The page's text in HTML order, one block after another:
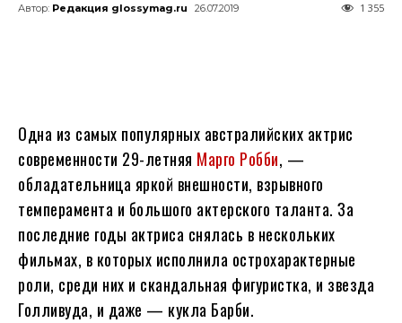
Автор: Редакция glossymag.ru 26.07.2019 1 355
Одна из самых популярных австралийских актрис
современности 29-летняя Марго Робби, —
обладательница яркой внешности, взрывного
темперамента и большого актерского таланта. За
последние годы актриса снялась в нескольких
фильмах, в которых исполнила острохарактерные
роли, среди них и скандальная фигуристка, и звезда
Голливуда, и даже — кукла Барби.